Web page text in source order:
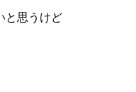
と思うけど